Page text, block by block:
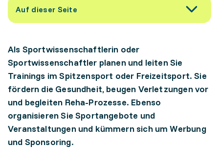
Auf dieser Seite
Als Sportwissenschaftlerin oder
Sportwissenschaftler planen und leiten Sie
Trainings im Spitzensport oder Freizeitsport. Sie
fördern die Gesundheit, beugen Verletzungen vor
und begleiten Reha-Prozesse. Ebenso
organisieren Sie Sportangebote und
Veranstaltungen und kümmern sich um Werbung
und Sponsoring.